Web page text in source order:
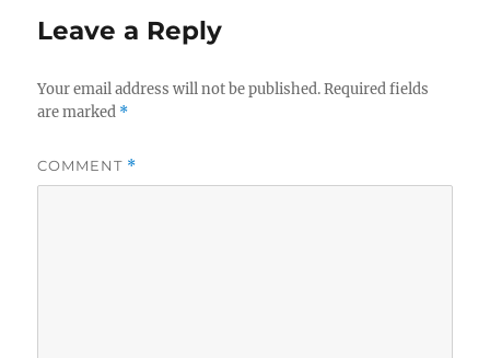
Leave a Reply
Your email address will not be published. Required fields
are marked *
COMMENT *